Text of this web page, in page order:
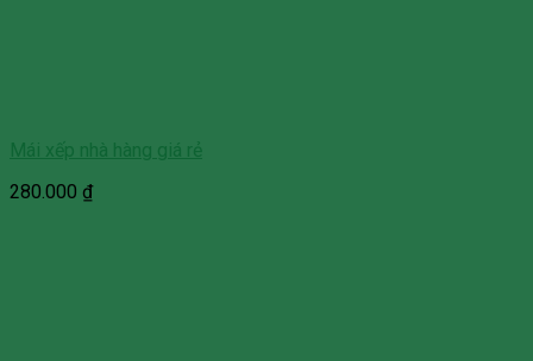
Mái xếp nhà hàng giá rẻ
280.000 ₫